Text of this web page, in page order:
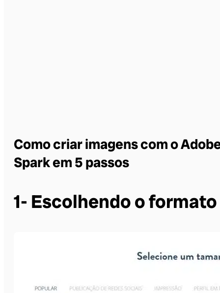
Como criar imagens com o
Spark em 5 passos
1- Escolhendo o formato